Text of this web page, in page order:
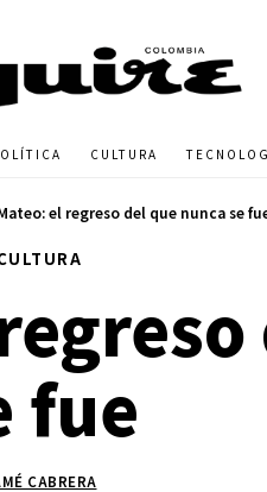
CULTURA
el regreso del que nunca se
fue
CABRERA